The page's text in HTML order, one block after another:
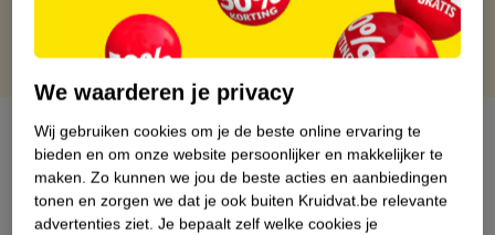
Over dit product
Productinformatie
We waarderen je privacy
Wij gebruiken cookies om je de beste online ervaring te
bieden en om onze website persoonlijker en makkelijker te
maken. Zo kunnen we jou de beste acties en aanbiedingen
tonen en zorgen we dat je ook buiten Kruidvat.be relevante
advertenties ziet. Je bepaalt zelf welke cookies je